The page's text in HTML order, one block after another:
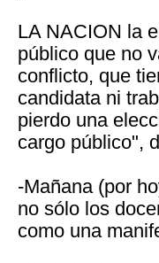
LA NACION la
público que no
conflicto, que
candidata ni
pierdo una
cargo público",
-Mañana (por
no sólo los
como una